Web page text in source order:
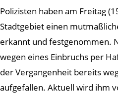
Polizisten haben am Freitag
Stadtgebiet einen
erkannt und festgenommen.
wegen eines Einbruchs per
der Vergangenheit bereits
aufgefallen. Aktuell wird ihm